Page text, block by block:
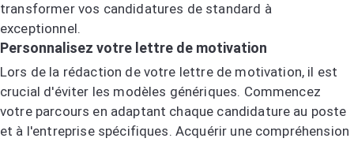
transformer vos candidatures de standard à
exceptionnel.
Personnalisez votre lettre de motivation
Lors de la rédaction de votre lettre de motivation, il est
crucial d'éviter les modèles génériques. Commencez
votre parcours en adaptant chaque candidature au poste
et à l'entreprise spécifiques. Acquérir une compréhension